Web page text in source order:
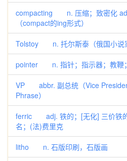
compacting n. 压缩；致密化
（compact的ing形式）
Tolstoy n. 托尔斯泰（俄国小说
pointer n. 指针；指示器；教鞭
VP abbr. 副总统（Vice
Phrase）
ferric adj. 铁的；[无化] 三价铁
名；(法)费里克
litho n. 石版印刷，石版画